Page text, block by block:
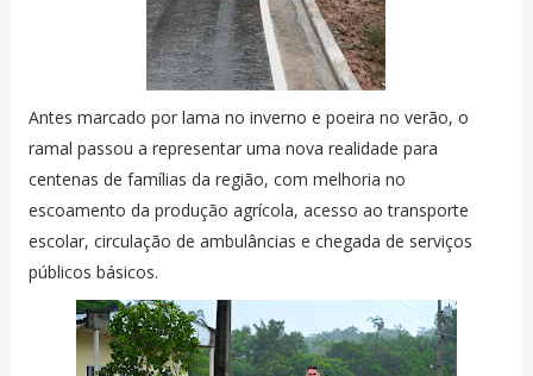
Antes marcado por lama no inverno e poeira no verão, o
ramal passou a representar uma nova realidade para
centenas de famílias da região, com melhoria no
escoamento da produção agrícola, acesso ao transporte
escolar, circulação de ambulâncias e chegada de serviços
públicos básicos.